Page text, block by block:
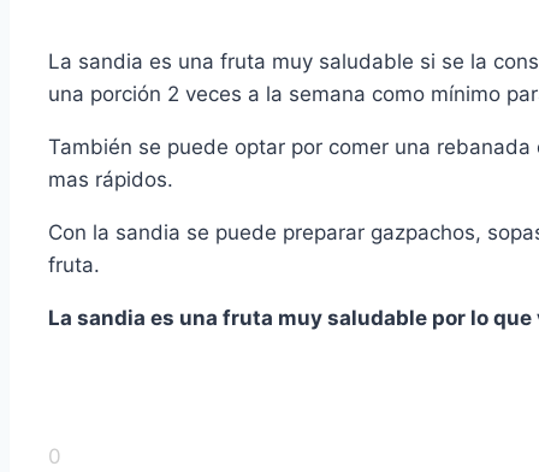
La sandia es una fruta muy saludable si se la
una porción 2 veces a la semana como mí­nimo
También se puede optar por comer una
mas rápidos.
Con la sandia se puede preparar gazpachos,
fruta.
La sandia es una fruta muy saludable por lo
0